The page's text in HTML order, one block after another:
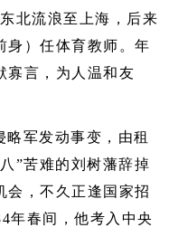
北流浪至上海，后来
身）任体育教师。年
寡言，为人温和友
略军发动事变，由租
”苦难的刘树藩辞掉
会，不久正逢国家招
年春间，他考入中央